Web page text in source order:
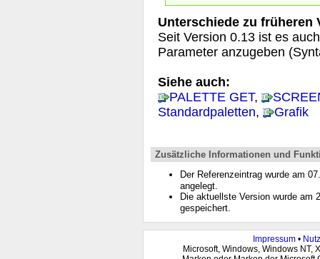
Unterschiede zu früheren
Seit Version 0.13 ist es
Parameter anzugeben
Siehe auch:
PALETTE GET,
Standardpaletten, Grafik
Zusätzliche Informationen und
Der Referenzeintrag wurde am
angelegt.
Die aktuellste Version wurde am
gespeichert.
Impressum•
Microsoft, Windows, Windows NT,